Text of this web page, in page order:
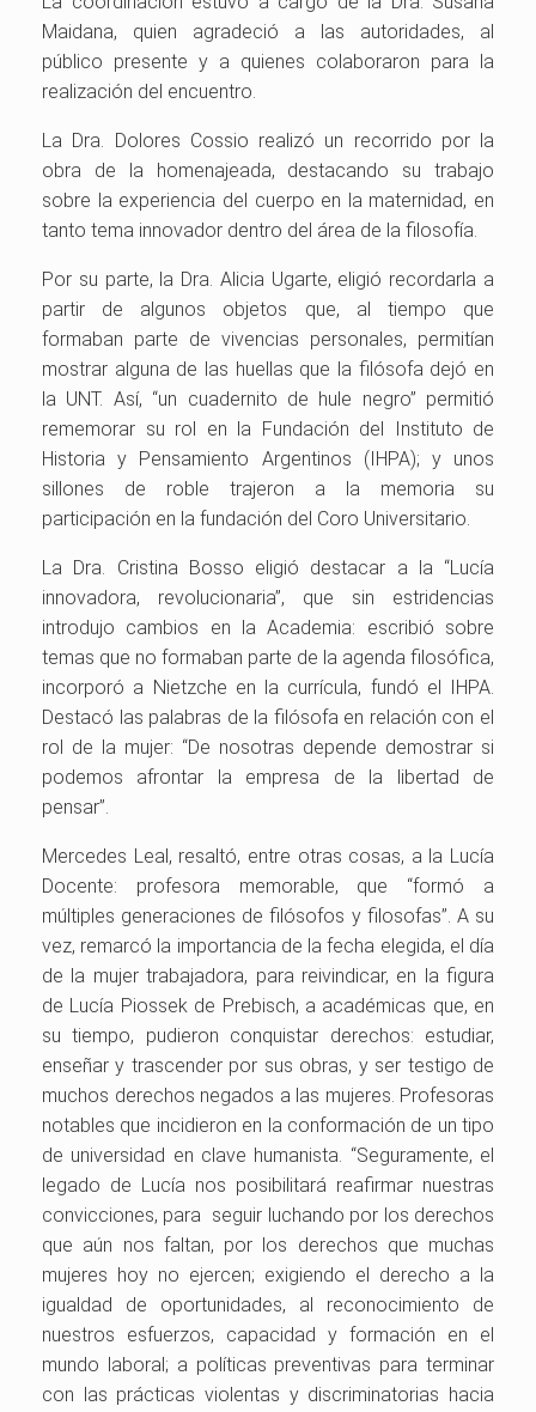
Maidana, quien agradeció a las autoridades, al
público presente y a quienes colaboraron para la
realización del encuentro.
La Dra. Dolores Cossio realizó un recorrido por la
obra de la homenajeada, destacando su trabajo
sobre la experiencia del cuerpo en la maternidad, en
tanto tema innovador dentro del área de la filosofía.
Por su parte, la Dra. Alicia Ugarte, eligió recordarla a
partir de algunos objetos que, al tiempo que
formaban parte de vivencias personales, permitían
mostrar alguna de las huellas que la filósofa dejó en
la UNT. Así, “un cuadernito de hule negro” permitió
rememorar su rol en la Fundación del Instituto de
Historia y Pensamiento Argentinos (IHPA); y unos
sillones de roble trajeron a la memoria su
participación en la fundación del Coro Universitario.
La Dra. Cristina Bosso eligió destacar a la “Lucía
innovadora, revolucionaria”, que sin estridencias
introdujo cambios en la Academia: escribió sobre
temas que no formaban parte de la agenda filosófica,
incorporó a Nietzche en la currícula, fundó el IHPA.
Destacó las palabras de la filósofa en relación con el
rol de la mujer: “De nosotras depende demostrar si
podemos afrontar la empresa de la libertad de
pensar”.
Mercedes Leal, resaltó, entre otras cosas, a la Lucía
Docente: profesora memorable, que “formó a
múltiples generaciones de filósofos y filosofas”. A su
vez, remarcó la importancia de la fecha elegida, el día
de la mujer trabajadora, para reivindicar, en la figura
de Lucía Piossek de Prebisch, a académicas que, en
su tiempo, pudieron conquistar derechos: estudiar,
enseñar y trascender por sus obras, y ser testigo de
muchos derechos negados a las mujeres. Profesoras
notables que incidieron en la conformación de un tipo
de universidad en clave humanista. “Seguramente, el
legado de Lucía nos posibilitará reafirmar nuestras
convicciones, para seguir luchando por los derechos
que aún nos faltan, por los derechos que muchas
mujeres hoy no ejercen; exigiendo el derecho a la
igualdad de oportunidades, al reconocimiento de
nuestros esfuerzos, capacidad y formación en el
mundo laboral; a políticas preventivas para terminar
con las prácticas violentas y discriminatorias hacia